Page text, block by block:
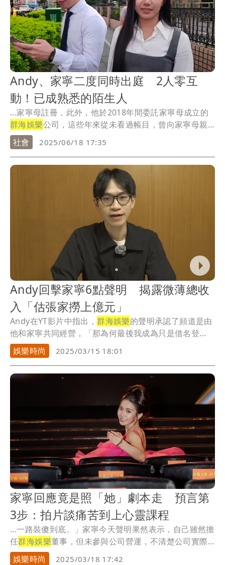
Andy、家寧二度同時出庭 2人零互
動！已成熟悉的陌生人
...家寧母註冊，此外，他於2018年間委託家寧母成立的
群海娛樂公司，這些年來從未看過帳目，曾向家寧母親
要...
社會 2025/06/18 17:35
Andy回擊家寧6點聲明 揭露微薄總收
入「估張家撈上億元」
Andy在YT影片中指出， 群海娛樂的聲明承認了頻道是由
他和家寧共同經營，「那為何最後我成為只是借名登...
娛樂時尚
2025/03/15 18:01
家寧回應竟是照「她」劇本走 預言第
3步：拍片談痛苦到上心靈課程
...一路裝傻到底。」家寧今天聲明果然表示，自己雖然擔
任群海娛樂董事，但未參與公司營運，不清楚公司實際
收益...
娛樂時尚 2025/03/18 17:42